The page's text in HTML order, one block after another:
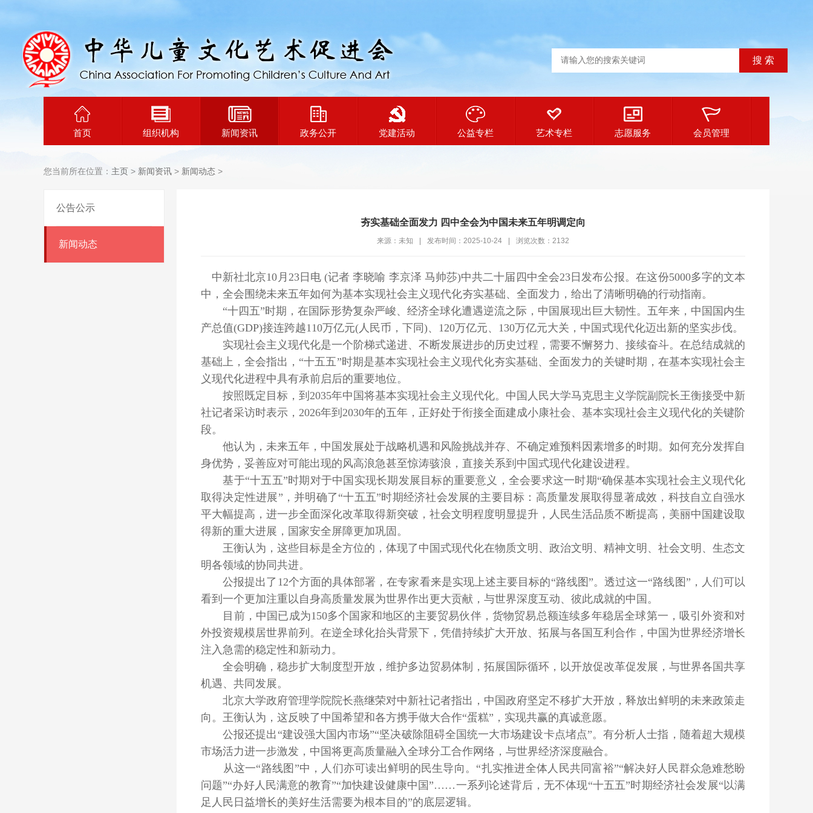
首页 组织机构 新闻资讯 政务公开 党建活动 公益专栏 艺术专栏 志愿服务 会员管理
您当前所在位置： 主页 > 新闻资讯 > 新闻动态 >
公告公示
新闻动态
夯实基础全面发力 四中全会为中国未来五年明调定向
来源：未知 发布时间：2025-10-24 浏览次数： 2132
中新社北京10月23日电 (记者 李晓喻 李京泽 马帅莎)中共二十届四中全会23日发布公报。在这份5000多字的文本
中，全会围绕未来五年如何为基本实现社会主义现代化夯实基础、全面发力，给出了清晰明确的行动指南。
“十四五”时期，在国际形势复杂严峻、经济全球化遭遇逆流之际，中国展现出巨大韧性。五年来，中国国内生
产总值(GDP)接连跨越110万亿元(人民币，下同)、120万亿元、130万亿元大关，中国式现代化迈出新的坚实步伐。
实现社会主义现代化是一个阶梯式递进、不断发展进步的历史过程，需要不懈努力、接续奋斗。在总结成就的
基础上，全会指出，“十五五”时期是基本实现社会主义现代化夯实基础、全面发力的关键时期，在基本实现社会主
义现代化进程中具有承前启后的重要地位。
按照既定目标，到2035年中国将基本实现社会主义现代化。中国人民大学马克思主义学院副院长王衡接受中新
社记者采访时表示，2026年到2030年的五年，正好处于衔接全面建成小康社会、基本实现社会主义现代化的关键阶
段。
他认为，未来五年，中国发展处于战略机遇和风险挑战并存、不确定难预料因素增多的时期。如何充分发挥自
身优势，妥善应对可能出现的风高浪急甚至惊涛骇浪，直接关系到中国式现代化建设进程。
基于“十五五”时期对于中国实现长期发展目标的重要意义，全会要求这一时期“确保基本实现社会主义现代化
取得决定性进展”，并明确了“十五五”时期经济社会发展的主要目标：高质量发展取得显著成效，科技自立自强水
平大幅提高，进一步全面深化改革取得新突破，社会文明程度明显提升，人民生活品质不断提高，美丽中国建设取
得新的重大进展，国家安全屏障更加巩固。
王衡认为，这些目标是全方位的，体现了中国式现代化在物质文明、政治文明、精神文明、社会文明、生态文
明各领域的协同共进。
公报提出了12个方面的具体部署，在专家看来是实现上述主要目标的“路线图”。透过这一“路线图”，人们可以
看到一个更加注重以自身高质量发展为世界作出更大贡献，与世界深度互动、彼此成就的中国。
目前，中国已成为150多个国家和地区的主要贸易伙伴，货物贸易总额连续多年稳居全球第一，吸引外资和对
外投资规模居世界前列。在逆全球化抬头背景下，凭借持续扩大开放、拓展与各国互利合作，中国为世界经济增长
注入急需的稳定性和新动力。
全会明确，稳步扩大制度型开放，维护多边贸易体制，拓展国际循环，以开放促改革促发展，与世界各国共享
机遇、共同发展。
北京大学政府管理学院院长燕继荣对中新社记者指出，中国政府坚定不移扩大开放，释放出鲜明的未来政策走
向。王衡认为，这反映了中国希望和各方携手做大合作“蛋糕”，实现共赢的真诚意愿。
公报还提出“建设强大国内市场”“坚决破除阻碍全国统一大市场建设卡点堵点”。有分析人士指，随着超大规模
市场活力进一步激发，中国将更高质量融入全球分工合作网络，与世界经济深度融合。
从这一“路线图”中，人们亦可读出鲜明的民生导向。“扎实推进全体人民共同富裕”“解决好人民群众急难愁盼
问题”“办好人民满意的教育”“加快建设健康中国”……一系列论述背后，无不体现“十五五”时期经济社会发展“以满
足人民日益增长的美好生活需要为根本目的”的底层逻辑。